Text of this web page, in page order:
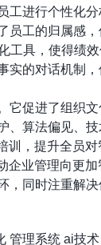
工进行个性化
工的归属感，
工具，使得绩
的对话机制，
促进了组织
算法偏见、
，提升全员对
业管理向更
同时注重解
管理系统 ai技术